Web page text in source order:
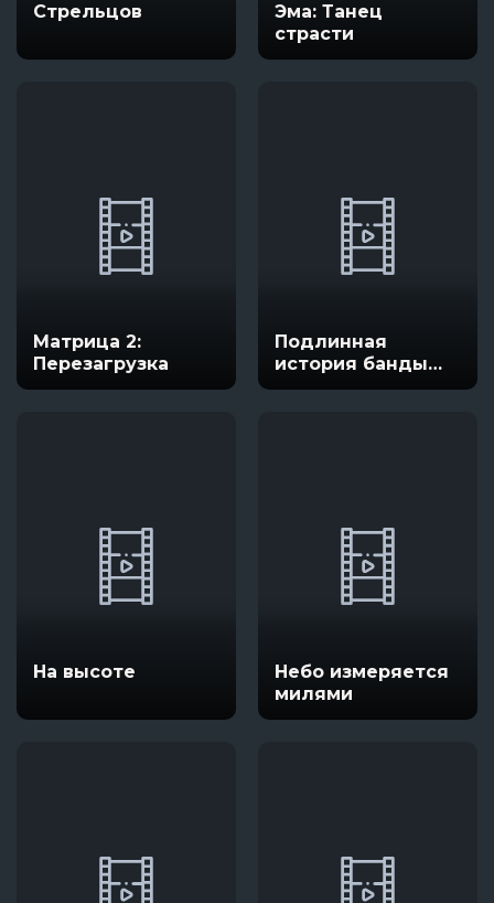
Стрельцов
Эма: Танец
страсти
Матрица 2:
Перезагрузка
Подлинная
история банды
Келли
На высоте
Небо измеряется
милями